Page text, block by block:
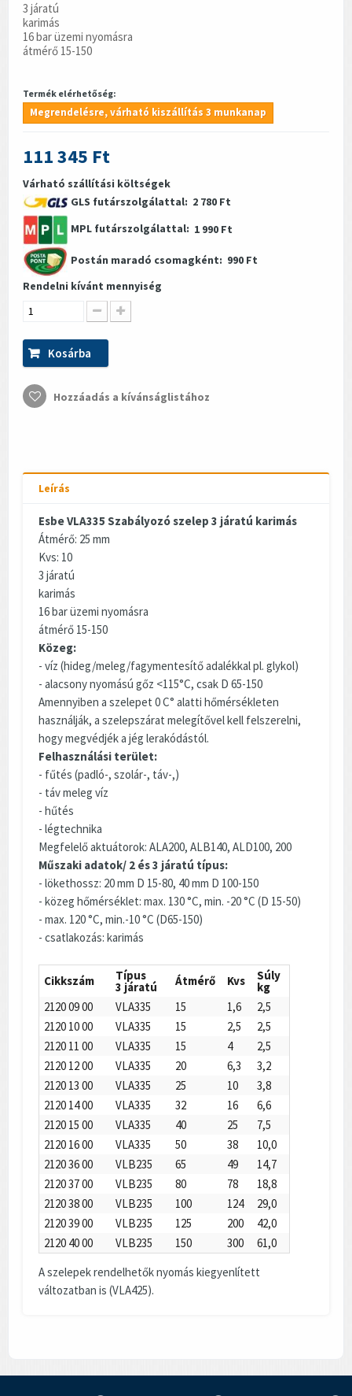
3 járatú
karimás
16 bar üzemi nyomásra
átmérő 15-150
Termék elérhetőség:
Megrendelésre, várható kiszállítás 3 munkanap
111 345 Ft
Várható szállítási költségek
GLS futárszolgálattal: 2 780 Ft
MPL futárszolgálattal: 1 990 Ft
Postán maradó csomagként: 990 Ft
Rendelni kívánt mennyiség
Kosárba
Hozzáadás a kívánságlistához
Leírás
Esbe VLA335 Szabályozó szelep 3 járatú karimás
Átmérő: 25 mm
Kvs: 10
3 járatú
karimás
16 bar üzemi nyomásra
átmérő 15-150
Közeg:
- víz (hideg/meleg/fagymentesítő adalékkal pl. glykol)
- alacsony nyomású gőz <115°C, csak D 65-150
Amennyiben a szelepet 0 C° alatti hőmérsékleten
használják, a szelepszárat melegítővel kell felszerelni,
hogy megvédjék a jég lerakódástól.
Felhasználási terület:
- fűtés (padló-, szolár-, táv-,)
- táv meleg víz
- hűtés
- légtechnika
Megfelelő aktuátorok: ALA200, ALB140, ALD100, 200
Műszaki adatok/ 2 és 3 járatú típus:
- lökethossz: 20 mm D 15-80, 40 mm D 100-150
- közeg hőmérséklet: max. 130 °C, min. -20 °C (D 15-50)
- max. 120 °C, min.-10 °C (D65-150)
- csatlakozás: karimás
Cikkszám Típus
3 járatú Átmérő Kvs Súly
kg
2120 09 00
VLA335 15 1,6
2,5
2120 10 00
VLA335 15 2,5
2,5
2120 11 00
VLA335 15 4
2,5
2120 12 00
VLA335 20 6,3
3,2
2120 13 00
VLA335 25 10
3,8
2120 14 00
VLA335 32 16
6,6
2120 15 00
VLA335 40 25
7,5
2120 16 00
VLA335 50 38
10,0
2120 36 00
VLB235 65 49
14,7
2120 37 00
VLB235 80 78
18,8
2120 38 00
VLB235 100 124
29,0
2120 39 00
VLB235 125 200
42,0
2120 40 00
VLB235 150 300
61,0
A szelepek rendelhetők nyomás kiegyenlített
változatban is (VLA425).